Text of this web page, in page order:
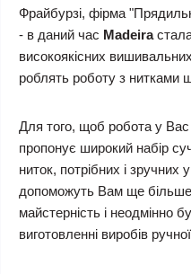
Фрайбурзі, фірма
- в даний час Madeira
високоякісних вишивальних
роблять роботу з нитками
Для того, щоб робота у Вас
пропонує широкий набір
ниток, потрібних і зручних
допоможуть Вам ще більше
майстерність і неодмінно
виготовленні виробів